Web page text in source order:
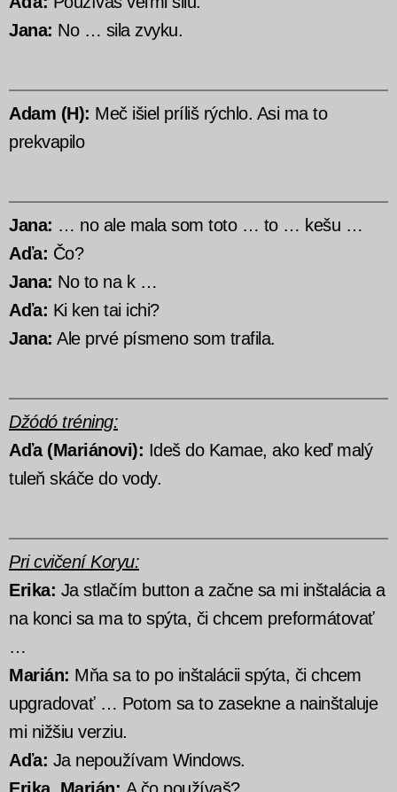
Jana: No … sila zvyku.
Adam (H): Meč išiel príliš rýchlo. Asi ma to
prekvapilo
Jana: … no ale mala som toto … to … kešu …
Aďa: Čo?
Jana: No to na k …
Aďa: Ki ken tai ichi?
Jana: Ale prvé písmeno som trafila.
Džódó tréning:
Aďa (Mariánovi): Ideš do Kamae, ako keď malý
tuleň skáče do vody.
Pri cvičení Koryu:
Erika: Ja stlačím button a začne sa mi inštalácia a
na konci sa ma to spýta, či chcem preformátovať
…
Marián: Mňa sa to po inštalácii spýta, či chcem
upgradovať … Potom sa to zasekne a nainštaluje
mi nižšiu verziu.
Aďa: Ja nepoužívam Windows.